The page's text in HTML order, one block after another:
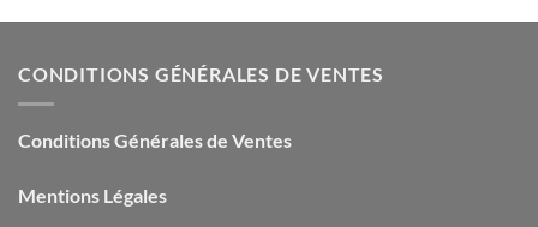
CONDITIONS GÉNÉRALES DE VENTES
Conditions Générales de Ventes
Mentions Légales